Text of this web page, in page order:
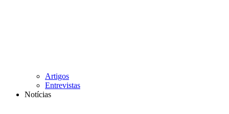
Artigos
Entrevistas
Notícias